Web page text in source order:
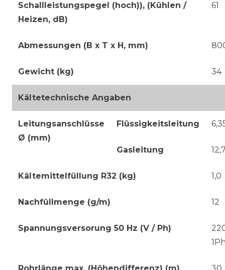
Schallleistungspegel (hoch)), (Kühlen /
Heizen, dB)
61
Abmessungen (B x T x H, mm)
Gewicht (kg) 34
Kältetechnische Angaben
Leitungsanschlüsse
Ø (mm)
Flüssigkeitsleitung
Gasleitung
Kältemittelfüllung R32 (kg) 1,0
Nachfüllmenge (g/m) 12
Spannungsversorung 50 Hz (V / Ph)